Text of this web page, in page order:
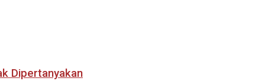
Dipertanyakan